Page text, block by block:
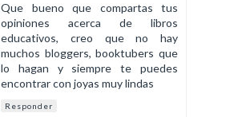
Que bueno que compartas tus
opiniones acerca de libros
educativos, creo que no hay
muchos bloggers, booktubers que
lo hagan y siempre te puedes
encontrar con joyas muy lindas
Responder